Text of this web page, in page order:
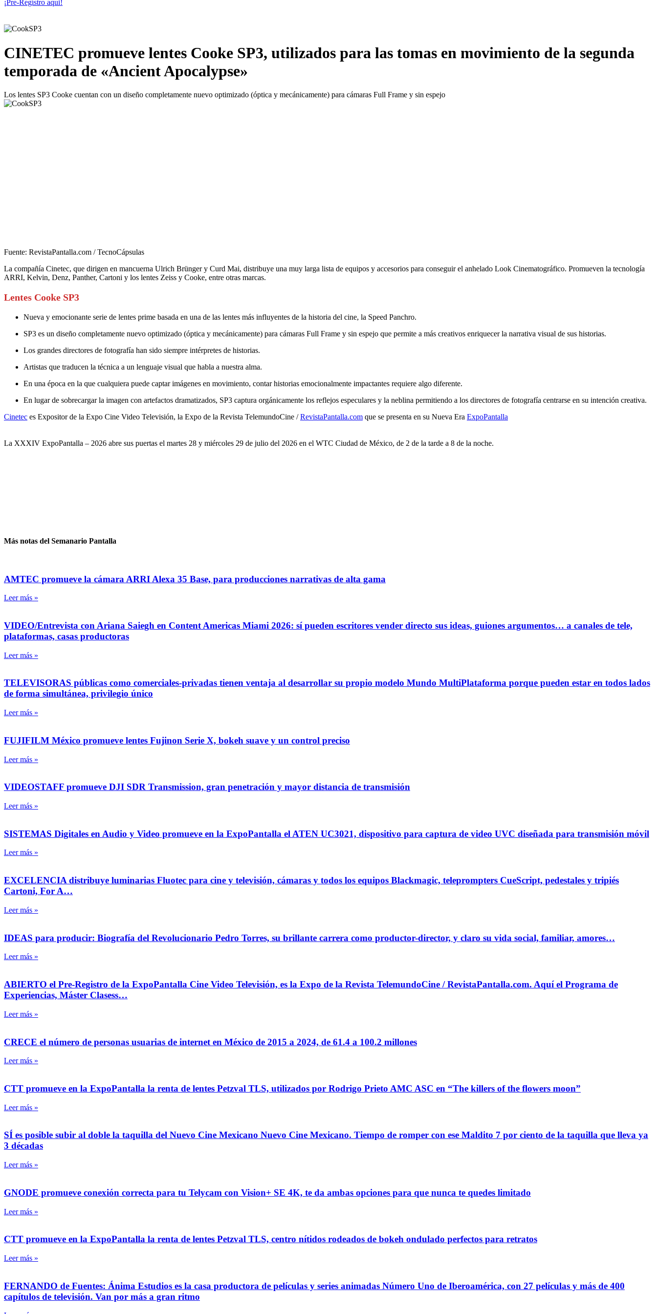
¡Pre-Regístro aqui!
CINETEC promueve lentes Cooke SP3, utilizados para las tomas en movimiento de la segunda
temporada de «Ancient Apocalypse»
Los lentes SP3 Cooke cuentan con un diseño completamente nuevo optimizado (óptica y mecánicamente) para cámaras Full Frame y sin espejo
Fuente: RevistaPantalla.com / TecnoCápsulas
La compañía Cinetec, que dirigen en mancuerna Ulrich Brünger y Curd Mai, distribuye una muy larga lista de equipos y accesorios para conseguir el anhelado Look Cinematográfico. Promueven la tecnología
ARRI, Kelvin, Denz, Panther, Cartoni y los lentes Zeiss y Cooke, entre otras marcas.
Lentes Cooke SP3
Nueva y emocionante serie de lentes prime basada en una de las lentes más influyentes de la historia del cine, la Speed Panchro.
SP3 es un diseño completamente nuevo optimizado (óptica y mecánicamente) para cámaras Full Frame y sin espejo que permite a más creativos enriquecer la narrativa visual de sus historias.
Los grandes directores de fotografía han sido siempre intérpretes de historias.
Artistas que traducen la técnica a un lenguaje visual que habla a nuestra alma.
En una época en la que cualquiera puede captar imágenes en movimiento, contar historias emocionalmente impactantes requiere algo diferente.
En lugar de sobrecargar la imagen con artefactos dramatizados, SP3 captura orgánicamente los reflejos especulares y la neblina permitiendo a los directores de fotografía centrarse en su intención creativa.
Cinetec es Expositor de la Expo Cine Video Televisión, la Expo de la Revista TelemundoCine /RevistaPantalla.com que se presenta en su Nueva Era ExpoPantalla
La XXXIV ExpoPantalla – 2026 abre sus puertas el martes 28 y miércoles 29 de julio del 2026 en el WTC Ciudad de México, de 2 de la tarde a 8 de la noche.
Más notas del Semanario Pantalla
AMTEC promueve la cámara ARRI Alexa 35 Base, para producciones narrativas de alta gama
Leer más »
VIDEO/Entrevista con Ariana Saiegh en Content Americas Miami 2026: sí pueden escritores vender directo sus ideas, guiones argumentos… a canales de tele,
plataformas, casas productoras
Leer más »
TELEVISORAS públicas como comerciales-privadas tienen ventaja al desarrollar su propio modelo Mundo MultiPlataforma porque pueden estar en todos lados
de forma simultánea, privilegio único
Leer más »
FUJIFILM México promueve lentes Fujinon Serie X, bokeh suave y un control preciso
Leer más »
VIDEOSTAFF promueve DJI SDR Transmission, gran penetración y mayor distancia de transmisión
Leer más »
SISTEMAS Digitales en Audio y Video promueve en la ExpoPantalla el ATEN UC3021, dispositivo para captura de video UVC diseñada para transmisión móvil
Leer más »
EXCELENCIA distribuye luminarias Fluotec para cine y televisión, cámaras y todos los equipos Blackmagic, teleprompters CueScript, pedestales y tripiés
Cartoni, For A…
Leer más »
IDEAS para producir: Biografía del Revolucionario Pedro Torres, su brillante carrera como productor-director, y claro su vida social, familiar, amores…
Leer más »
ABIERTO el Pre-Registro de la ExpoPantalla Cine Video Televisión, es la Expo de la Revista TelemundoCine / RevistaPantalla.com. Aquí el Programa de
Experiencias, Máster Clasess…
Leer más »
CRECE el número de personas usuarias de internet en México de 2015 a 2024, de 61.4 a 100.2 millones
Leer más »
CTT promueve en la ExpoPantalla la renta de lentes Petzval TLS, utilizados por Rodrigo Prieto AMC ASC en “The killers of the flowers moon”
Leer más »
SÍ es posible subir al doble la taquilla del Nuevo Cine Mexicano Nuevo Cine Mexicano. Tiempo de romper con ese Maldito 7 por ciento de la taquilla que lleva ya
3 décadas
Leer más »
GNODE promueve conexión correcta para tu Telycam con Vision+ SE 4K, te da ambas opciones para que nunca te quedes limitado
Leer más »
CTT promueve en la ExpoPantalla la renta de lentes Petzval TLS, centro nítidos rodeados de bokeh ondulado perfectos para retratos
Leer más »
FERNANDO de Fuentes: Ánima Estudios es la casa productora de películas y series animadas Número Uno de Iberoamérica, con 27 películas y más de 400
capítulos de televisión. Van por más a gran ritmo